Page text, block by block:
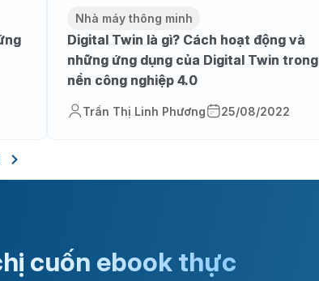
Nhà máy thông minh
Digital Twin là gì? Cách hoạt động và
những ứng dụng của Digital Twin trong
nền công nghiệp 4.0
Trần Thị Linh Phương 25/08/2022
cuốn ebook thực